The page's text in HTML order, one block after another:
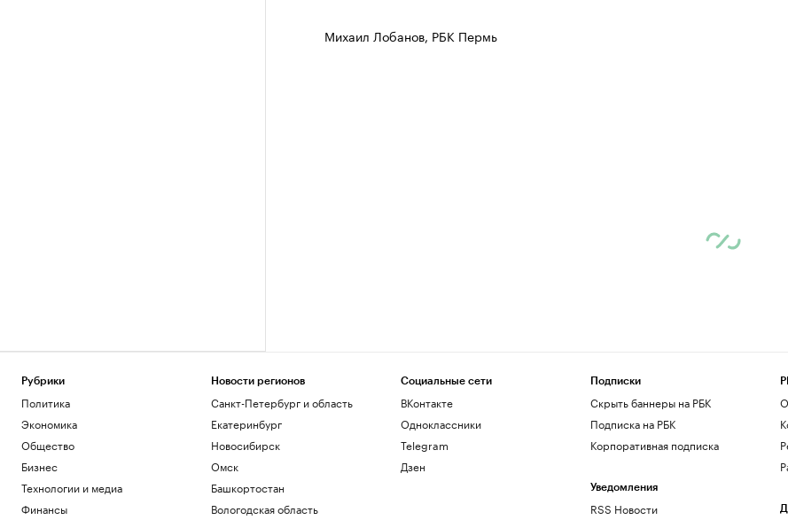
Михаил Лобанов, РБК Пермь
Рубрики
Политика
Экономика
Общество
Бизнес
Технологии и медиа
Финансы
Новости регионов
Санкт-Петербург и область
Екатеринбург
Новосибирск
Омск
Башкортостан
Вологодская область
Социальные сети
ВКонтакте
Одноклассники
Telegram
Дзен
Подписки
Скрыть баннеры на РБК
Подписка на РБК
Корпоративная подписка
Уведомления
RSS Новости